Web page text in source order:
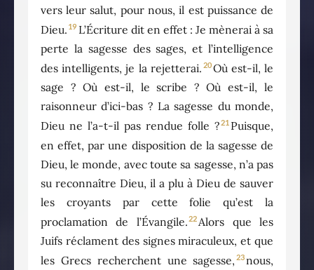
vers leur salut, pour nous, il est puissance de
Dieu. 19 L’Écriture dit en effet : Je mènerai à sa
perte la sagesse des sages, et l’intelligence
des intelligents, je la rejetterai. 20Où est-il, le
sage ? Où est-il, le scribe ? Où est-il, le
raisonneur d’ici-bas ? La sagesse du monde,
Dieu ne l’a-t-il pas rendue folle ?21 Puisque,
en effet, par une disposition de la sagesse de
Dieu, le monde, avec toute sa sagesse, n’a pas
su reconnaître Dieu, il a plu à Dieu de sauver
les croyants par cette folie qu’est la
proclamation de l’Évangile.22 Alors que les
Juifs réclament des signes miraculeux, et que
les Grecs recherchent une sagesse, 23nous,